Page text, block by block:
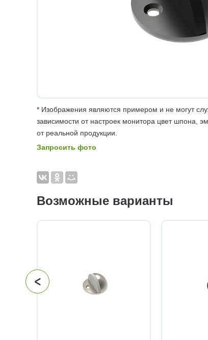
* Изображения являются примером и не могут
зависимости от настроек монитора цвет шпона,
от реальной продукции.
Запросить фото
Возможные варианты